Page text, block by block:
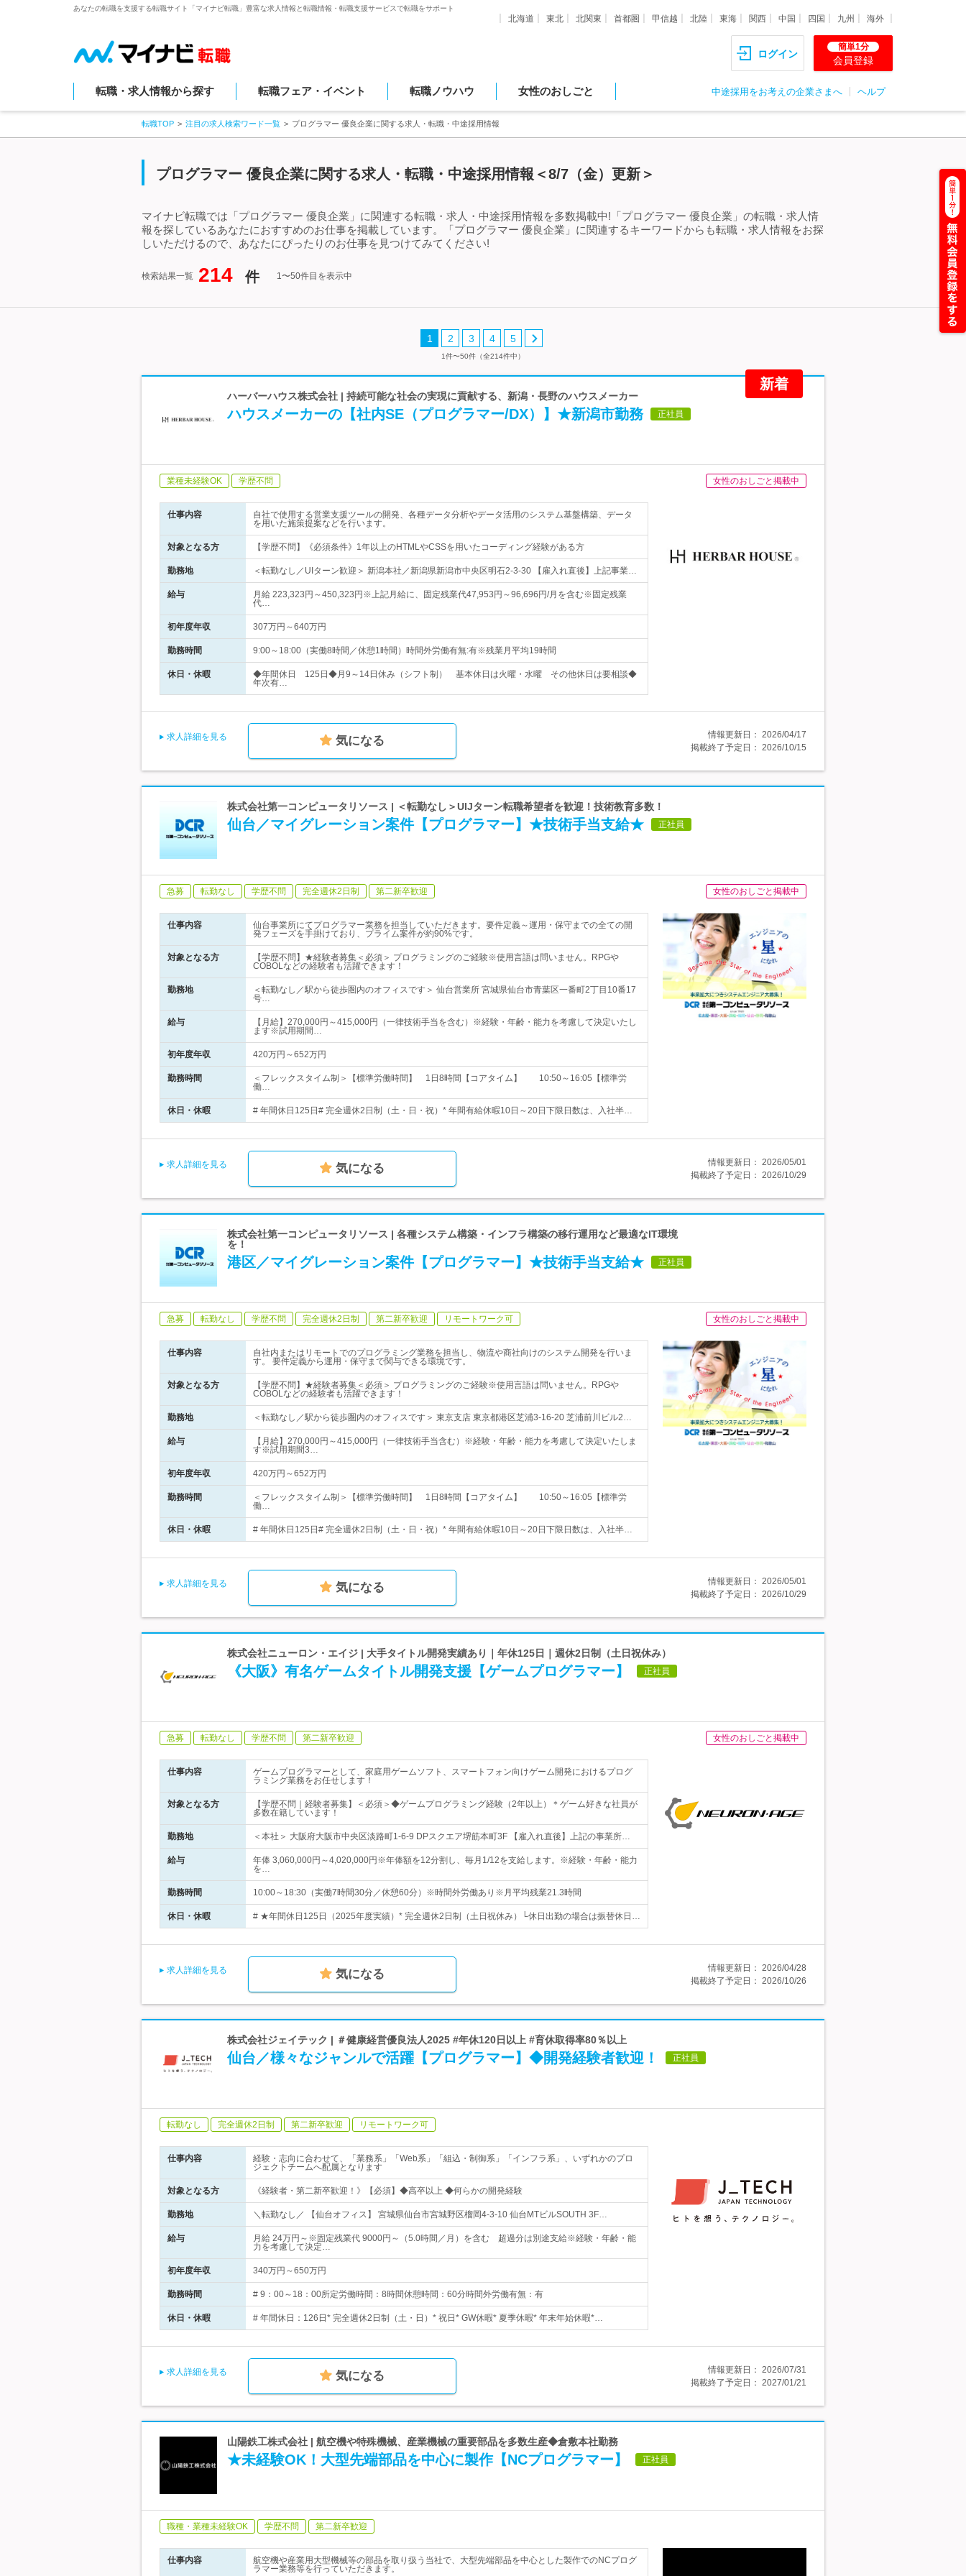
あなたの転職を支援する転職サイト「マイナビ転職」豊富な求人情報と転職情報・転職支援サービスで転職をサポート
北海道 東北 北関東 首都圏 甲信越 北陸 東海 関西 中国 四国 九州 海外
ログイン
簡単1分
会員登録
転職・求人情報から探す 転職フェア・イベント 転職ノウハウ 女性のおしごと 中途採用をお考えの企業さまへ ヘルプ
転職TOP 注目の求人検索ワード一覧 プログラマー 優良企業に関する求人・転職・中途採用情報
プログラマー 優良企業に関する求人・転職・中途採用情報＜8/7（金）更新＞
マイナビ転職では「プログラマー 優良企業」に関連する転職・求人・中途採用情報を多数掲載中!「プログラマー 優良企業」の転職・求人情
報を探しているあなたにおすすめのお仕事を掲載しています。「プログラマー 優良企業」に関連するキーワードからも転職・求人情報をお探
しいただけるので、あなたにぴったりのお仕事を見つけてみてください!
検索結果一覧 214 件 1〜50件目を表示中
1 2 3 4 5
1件〜50件（全214件中）
新着
ハーバーハウス株式会社 | 持続可能な社会の実現に貢献する、新潟・長野のハウスメーカー
ハウスメーカーの【社内SE（プログラマー/DX）】★新潟市勤務 正社員
業種未経験OK 学歴不問 女性のおしごと掲載中
仕事内容
自社で使用する営業支援ツールの開発、各種データ分析やデータ活用のシステム基盤構築、データ
を用いた施策提案などを行います。
対象となる方 【学歴不問】《必須条件》1年以上のHTMLやCSSを用いたコーディング経験がある方
勤務地 ＜転勤なし／UIターン歓迎＞ 新潟本社／新潟県新潟市中央区明石2-3-30 【雇入れ直後】上記事業…
給与
月給 223,323円～450,323円※上記月給に、固定残業代47,953円～96,696円/月を含む※固定残業
代…
初年度年収 307万円～640万円
勤務時間 9:00～18:00（実働8時間／休憩1時間）時間外労働有無:有※残業月平均19時間
休日・休暇
◆年間休日 125日◆月9～14日休み（シフト制） 基本休日は火曜・水曜 その他休日は要相談◆
年次有…
求人詳細を見る 気になる 情報更新日： 2026/04/17
掲載終了予定日： 2026/10/15
株式会社第一コンピュータリソース | ＜転勤なし＞UIJターン転職希望者を歓迎！技術教育多数！
仙台／マイグレーション案件【プログラマー】★技術手当支給★ 正社員
急募 転勤なし 学歴不問 完全週休2日制 第二新卒歓迎 女性のおしごと掲載中
仕事内容
仙台事業所にてプログラマー業務を担当していただきます。要件定義～運用・保守までの全ての開
発フェーズを手掛けており、プライム案件が約90%です。
対象となる方
【学歴不問】★経験者募集＜必須＞ プログラミングのご経験※使用言語は問いません。RPGや
COBOLなどの経験者も活躍できます！
勤務地
＜転勤なし／駅から徒歩圏内のオフィスです＞ 仙台営業所 宮城県仙台市青葉区一番町2丁目10番17
号…
給与
【月給】270,000円～415,000円（一律技術手当を含む）※経験・年齢・能力を考慮して決定いたし
ます※試用期間…
初年度年収 420万円～652万円
勤務時間
＜フレックスタイム制＞【標準労働時間】 1日8時間【コアタイム】 10:50～16:05【標準労
働…
休日・休暇 # 年間休日125日# 完全週休2日制（土・日・祝）* 年間有給休暇10日～20日下限日数は、入社半…
求人詳細を見る 気になる 情報更新日： 2026/05/01
掲載終了予定日： 2026/10/29
株式会社第一コンピュータリソース | 各種システム構築・インフラ構築の移行運用など最適なIT環境
を！
港区／マイグレーション案件【プログラマー】★技術手当支給★ 正社員
急募 転勤なし 学歴不問 完全週休2日制 第二新卒歓迎 リモートワーク可 女性のおしごと掲載中
仕事内容
自社内またはリモートでのプログラミング業務を担当し、物流や商社向けのシステム開発を行いま
す。 要件定義から運用・保守まで関与できる環境です。
対象となる方
【学歴不問】★経験者募集＜必須＞ プログラミングのご経験※使用言語は問いません。RPGや
COBOLなどの経験者も活躍できます！
勤務地 ＜転勤なし／駅から徒歩圏内のオフィスです＞ 東京支店 東京都港区芝浦3-16-20 芝浦前川ビル2…
給与
【月給】270,000円～415,000円（一律技術手当含む）※経験・年齢・能力を考慮して決定いたしま
す※試用期間3…
初年度年収 420万円～652万円
勤務時間
＜フレックスタイム制＞【標準労働時間】 1日8時間【コアタイム】 10:50～16:05【標準労
働…
休日・休暇 # 年間休日125日# 完全週休2日制（土・日・祝）* 年間有給休暇10日～20日下限日数は、入社半…
求人詳細を見る 気になる 情報更新日： 2026/05/01
掲載終了予定日： 2026/10/29
株式会社ニューロン・エイジ | 大手タイトル開発実績あり｜年休125日｜週休2日制（土日祝休み）
《大阪》有名ゲームタイトル開発支援【ゲームプログラマー】 正社員
急募 転勤なし 学歴不問 第二新卒歓迎 女性のおしごと掲載中
仕事内容
ゲームプログラマーとして、家庭用ゲームソフト、スマートフォン向けゲーム開発におけるプログ
ラミング業務をお任せします！
対象となる方
【学歴不問｜経験者募集】＜必須＞◆ゲームプログラミング経験（2年以上）＊ゲーム好きな社員が
多数在籍しています！
勤務地 ＜本社＞ 大阪府大阪市中央区淡路町1-6-9 DPスクエア堺筋本町3F 【雇入れ直後】上記の事業所…
給与
年俸 3,060,000円～4,020,000円※年俸額を12分割し、毎月1/12を支給します。※経験・年齢・能力
を…
勤務時間 10:00～18:30（実働7時間30分／休憩60分）※時間外労働あり※月平均残業21.3時間
休日・休暇 # ★年間休日125日（2025年度実績）* 完全週休2日制（土日祝休み）└休日出勤の場合は振替休日…
求人詳細を見る 気になる 情報更新日： 2026/04/28
掲載終了予定日： 2026/10/26
株式会社ジェイテック | ＃健康経営優良法人2025 #年休120日以上 #育休取得率80％以上
仙台／様々なジャンルで活躍【プログラマー】◆開発経験者歓迎！ 正社員
転勤なし 完全週休2日制 第二新卒歓迎 リモートワーク可
仕事内容
経験・志向に合わせて、「業務系」「Web系」「組込・制御系」「インフラ系」、いずれかのプロ
ジェクトチームへ配属となります
対象となる方 《経験者・第二新卒歓迎！》【必須】◆高卒以上 ◆何らかの開発経験
勤務地 ＼転勤なし／ 【仙台オフィス】 宮城県仙台市宮城野区榴岡4-3-10 仙台MTビルSOUTH 3F…
給与
月給 24万円～※固定残業代 9000円～（5.0時間／月）を含む 超過分は別途支給※経験・年齢・能
力を考慮して決定…
初年度年収 340万円～650万円
勤務時間 # 9：00～18：00所定労働時間：8時間休憩時間：60分時間外労働有無：有
休日・休暇 # 年間休日：126日* 完全週休2日制（土・日）* 祝日* GW休暇* 夏季休暇* 年末年始休暇*…
求人詳細を見る 気になる 情報更新日： 2026/07/31
掲載終了予定日： 2027/01/21
山陽鉄工株式会社 | 航空機や特殊機械、産業機械の重要部品を多数生産◆倉敷本社勤務
★未経験OK！大型先端部品を中心に製作【NCプログラマー】 正社員
職種・業種未経験OK 学歴不問 第二新卒歓迎
仕事内容
航空機や産業用大型機械等の部品を取り扱う当社で、大型先端部品を中心とした製作でのNCプログ
ラマー業務等を行っていただきます。